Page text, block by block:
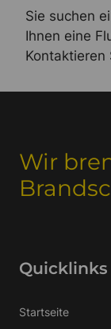
Sie suchen
Ihnen eine
Kontaktieren
Wir
Quicklinks
Startseite